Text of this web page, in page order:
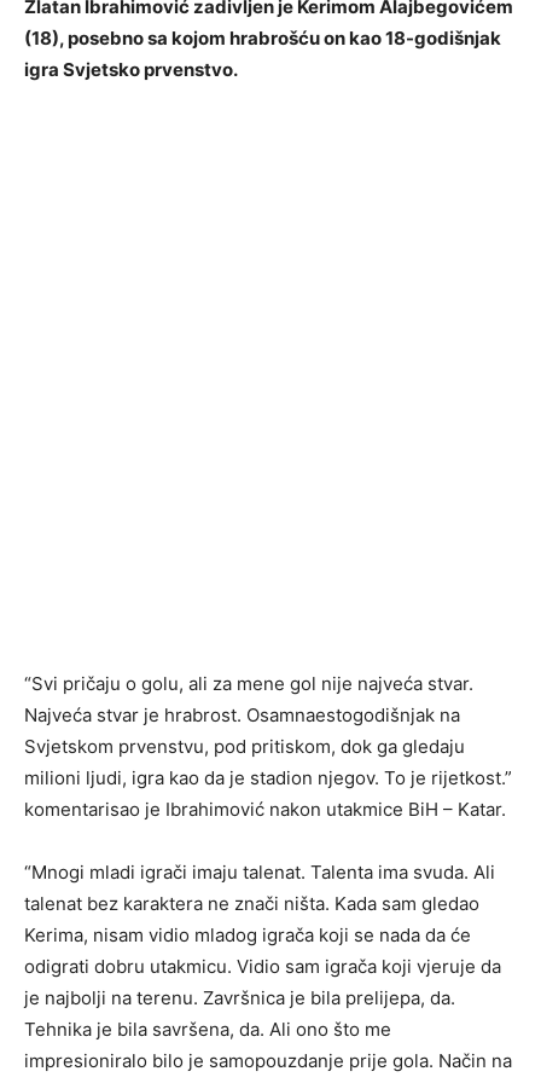
Zlatan Ibrahimović zadivljen je Kerimom Alajbegovićem
(18), posebno sa kojom hrabrošću on kao 18-godišnjak
igra Svjetsko prvenstvo.
“Svi pričaju o golu, ali za mene gol nije najveća stvar.
Najveća stvar je hrabrost. Osamnaestogodišnjak na
Svjetskom prvenstvu, pod pritiskom, dok ga gledaju
milioni ljudi, igra kao da je stadion njegov. To je rijetkost.”
komentarisao je Ibrahimović nakon utakmice BiH – Katar.
“Mnogi mladi igrači imaju talenat. Talenta ima svuda. Ali
talenat bez karaktera ne znači ništa. Kada sam gledao
Kerima, nisam vidio mladog igrača koji se nada da će
odigrati dobru utakmicu. Vidio sam igrača koji vjeruje da
je najbolji na terenu. Završnica je bila prelijepa, da.
Tehnika je bila savršena, da. Ali ono što me
impresioniralo bilo je samopouzdanje prije gola. Način na